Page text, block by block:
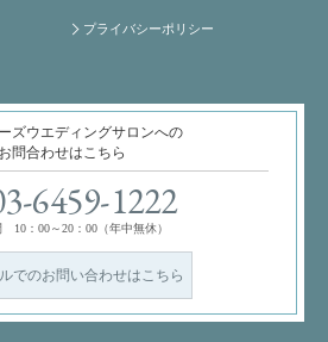
プライバシーポリシー
ズウエディングサロンへの
お問合わせはこちら
6459-1222
10：00～20：00（年中無休）
でのお問い合わせはこちら